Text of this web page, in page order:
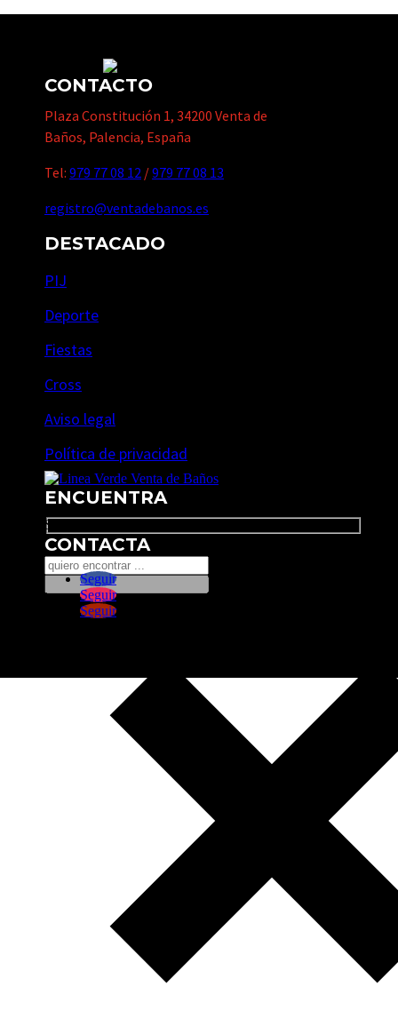
CONTACTO
Plaza Constitución 1, 34200 Venta de
Baños, Palencia, España
Tel: 979 77 08 12 /979 77 08 13
registro@ventadebanos.es
DESTACADO
PIJ
Deporte
Fiestas
Cross
Aviso legal
Política de privacidad
ENCUENTRA
Search
CONTACTA
Seguir
Seguir
Seguir